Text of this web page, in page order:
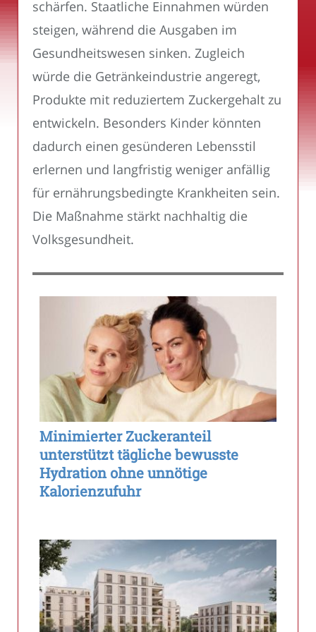
schärfen. Staatliche Einnahmen würden
steigen, während die Ausgaben im
Gesundheitswesen sinken. Zugleich
würde die Getränkeindustrie angeregt,
Produkte mit reduziertem Zuckergehalt zu
entwickeln. Besonders Kinder könnten
dadurch einen gesünderen Lebensstil
erlernen und langfristig weniger anfällig
für ernährungsbedingte Krankheiten sein.
Die Maßnahme stärkt nachhaltig die
Volksgesundheit.
Minimierter Zuckeranteil
unterstützt tägliche bewusste
Hydration ohne unnötige
Kalorienzufuhr